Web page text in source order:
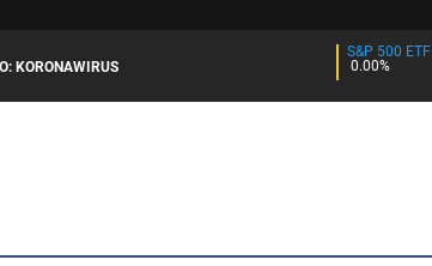
KORONAWIRUS
S&P 500 ETF
0.00%